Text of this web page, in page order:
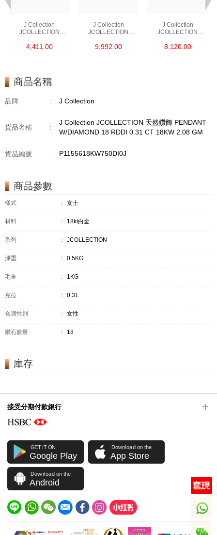
J Collection
JCOLLECTION
RDDI 0.48 CT18KR
4,411.00
J Collection
JCOLLECTION
RDDI 1.34 CT18KW
9,992.00
J Collection
JCOLLECTION
W/DIAMOND 7
8,120.00
商品名稱
品牌 : J Collection
貨品名稱 :
J Collection JCOLLECTION 天然鑽飾 PENDANT
W/DIAMOND 18 RDDI 0.31 CT 18KW 2.08 GM
貨品編號 : P1155618KW750DI0J
商品參數
樣式 ： 女士
材料 ： 18kt白金
系列 ： JCOLLECTION
淨重 ： 0.5KG
毛重 ： 1KG
克拉 ： 0.31
合適性別 ： 女性
鑽石數量 ： 18
庫存
接受分期付款銀行
GET IT ON
Google Play
Download on the
App Store
Download on the
Android
whatsapp